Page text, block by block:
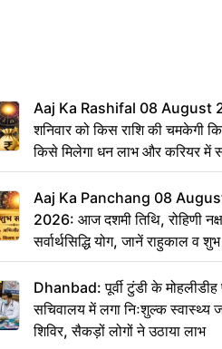
Aaj Ka Rashifal 08 August
शनिवार को किस राशि की चमकेगी
किसे मिलेगा धन लाभ और करियर में
Aaj Ka Panchang 08
2026: आज दशमी तिथि, रोहिणी
सर्वार्थसिद्धि योग, जानें राहुकाल व शुभ
Dhanbad: पूर्वी टुंडी के मोहलीडीह
सचिवालय में लगा निःशुल्क स्वास्थ्य
शिविर, सैकड़ों लोगों ने उठाया लाभ